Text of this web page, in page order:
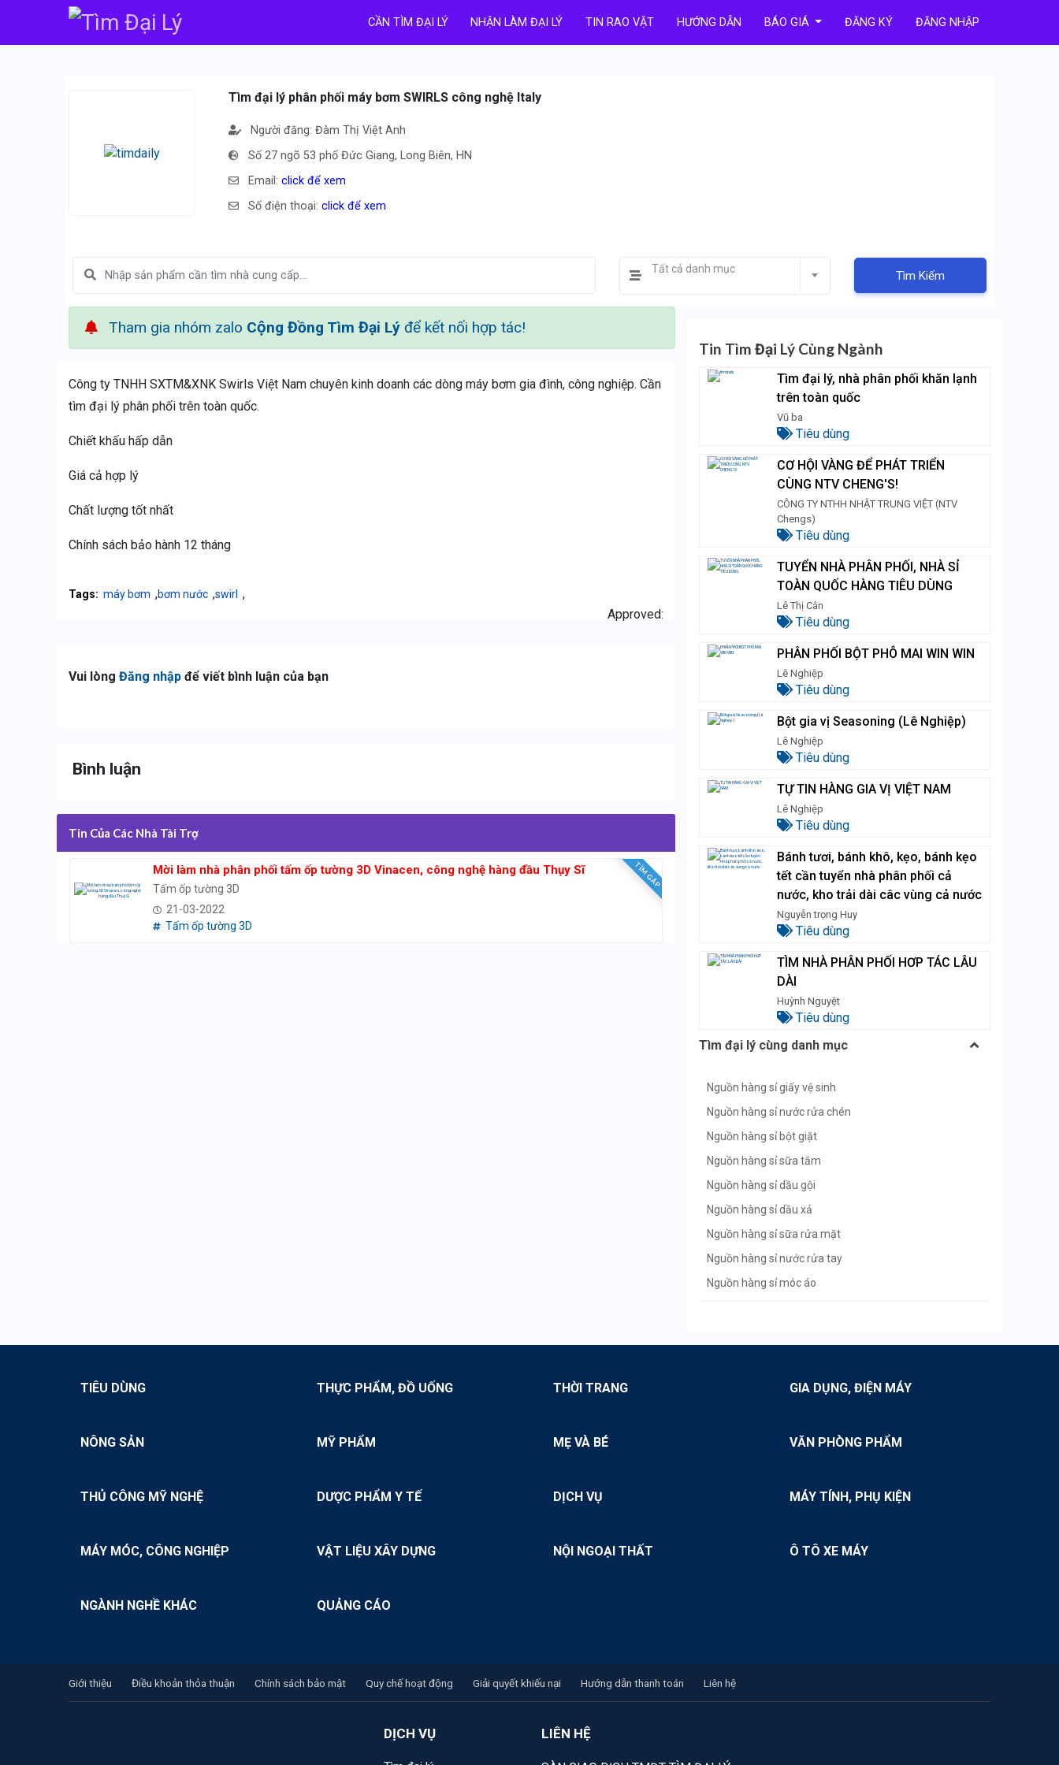
CẦN TÌM ĐẠI LÝ NHẬN LÀM ĐẠI LÝ TIN RAO VẶT HƯỚNG DẪN BÁO GIÁ ĐĂNG KÝ ĐĂNG NHẬP
Tìm đại lý phân phối máy bơm SWIRLS công nghệ Italy
Người đăng: Đàm Thị Việt Anh
Số 27 ngõ 53 phố Đức Giang, Long Biên, HN
Email:click để xem
Số điện thoại:click để xem
Tất cả danh mục Tìm Kiếm
Tham gia nhóm zalo Cộng Đồng Tìm Đại Lý để kết nối hợp tác!
Công ty TNHH SXTM&XNK Swirls Việt Nam chuyên kinh doanh các dòng máy bơm gia đình, công nghiệp. Cần
tìm đại lý phân phối trên toàn quốc.
Chiết khấu hấp dẫn
Giá cả hợp lý
Chất lượng tốt nhất
Chính sách bảo hành 12 tháng
Tags: máy bơm ,bơm nước ,swirl ,
Approved:
Vui lòng Đăng nhập để viết bình luận của bạn
Bình luận
Tin Của Các Nhà Tài Trợ
TÌM GẤP
Mời làm nhà phân phối tấm ốp tường 3D Vinacen, công nghệ hàng đầu Thụy Sĩ
Tấm ốp tường 3D
21-03-2022
Tấm ốp tường 3D
Tin Tìm Đại Lý Cùng Ngành
Tìm đại lý, nhà phân phối khăn lạnh
trên toàn quốc
Vũ ba
Tiêu dùng
CƠ HỘI VÀNG ĐỂ PHÁT TRIỂN
CÙNG NTV CHENG'S!
CÔNG TY NTHH NHẬT TRUNG VIỆT (NTV
Chengs)
Tiêu dùng
TUYỂN NHÀ PHÂN PHỐI, NHÀ SỈ
TOÀN QUỐC HÀNG TIÊU DÙNG
Lê Thị Cân
Tiêu dùng
PHÂN PHỐI BỘT PHÔ MAI WIN WIN
Lê Nghiệp
Tiêu dùng
Bột gia vị Seasoning (Lê Nghiệp)
Lê Nghiệp
Tiêu dùng
TỰ TIN HÀNG GIA VỊ VIỆT NAM
Lê Nghiệp
Tiêu dùng
Bánh tươi, bánh khô, kẹo, bánh kẹo
tết cần tuyển nhà phân phối cả
nước, kho trải dài câc vùng cả nước
Nguyễn trọng Huy
Tiêu dùng
TÌM NHÀ PHÂN PHỐI HƠP TÁC LÂU
DÀI
Huỳnh Nguyệt
Tiêu dùng
Tìm đại lý cùng danh mục
Nguồn hàng sỉ giấy vệ sinh
Nguồn hàng sỉ nước rửa chén
Nguồn hàng sỉ bột giặt
Nguồn hàng sỉ sữa tắm
Nguồn hàng sỉ dầu gội
Nguồn hàng sỉ dầu xả
Nguồn hàng sỉ sữa rửa mặt
Nguồn hàng sỉ nước rửa tay
Nguồn hàng sỉ móc áo
Nguồn hàng sỉ siêu thị mini
TIÊU DÙNG THỰC PHẨM, ĐỒ UỐNG THỜI TRANG GIA DỤNG, ĐIỆN MÁY
NÔNG SẢN MỸ PHẨM MẸ VÀ BÉ VĂN PHÒNG PHẨM
THỦ CÔNG MỸ NGHỆ DƯỢC PHẨM Y TẾ DỊCH VỤ MÁY TÍNH, PHỤ KIỆN
MÁY MÓC, CÔNG NGHIỆP VẬT LIỆU XÂY DỰNG NỘI NGOẠI THẤT Ô TÔ XE MÁY
NGÀNH NGHỀ KHÁC QUẢNG CÁO
Giới thiệu Điều khoản thỏa thuận Chính sách bảo mật Quy chế hoạt động Giải quyết khiếu nại Hướng dẫn thanh toán Liên hệ
DỊCH VỤ LIÊN HỆ